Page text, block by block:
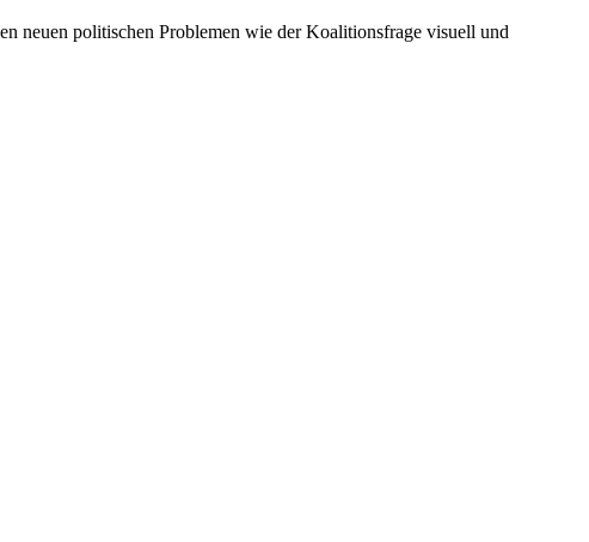
neuen politischen Problemen wie der Koalitionsfrage visuell und